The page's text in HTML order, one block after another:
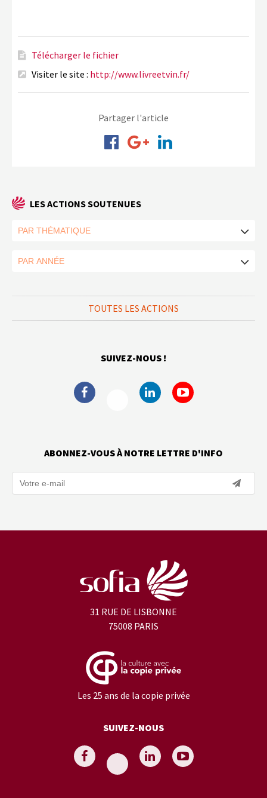
Télécharger le fichier
Visiter le site : http://www.livreetvin.fr/
Partager l'article
LES ACTIONS SOUTENUES
TOUTES LES ACTIONS
SUIVEZ-NOUS !
ABONNEZ-VOUS À NOTRE LETTRE D'INFO
31 RUE DE LISBONNE
75008 PARIS
Les 25 ans de la copie privée
SUIVEZ-NOUS